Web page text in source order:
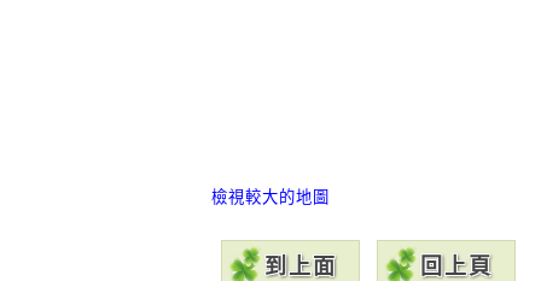
檢視較大的地圖
到上面 回上頁